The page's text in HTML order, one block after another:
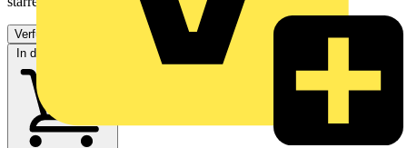
Verfügbar: 3 Händler
In den Warenkorb